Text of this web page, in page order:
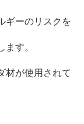
ギーのリスクを
す。
材が使用されて